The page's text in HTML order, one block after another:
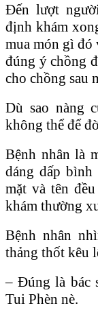
Đến lượt
định khám
mua món gì đó
đúng ý chồng
cho chồng sau
Dù sao nàng
không thể để
Bệnh nhân là
dáng dấp
mặt và tên
khám thường
Bệnh nhân
thảng thốt kêu
– Đúng là bác
Tui Phèn nè.